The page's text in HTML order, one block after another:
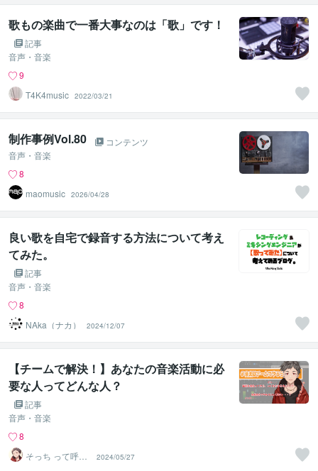
歌もの楽曲で一番大事なのは「歌」です！
記事
音声・音楽
9
T4K4music 2022/03/21
制作事例Vol.80
コンテンツ
音声・音楽
8
maomusic 2026/04/28
良い歌を自宅で録音する方法について考え
てみた。
記事
音声・音楽
8
NAka（ナカ）
2024/12/07
【チームで解決！】あなたの音楽活動に必
要な人ってどんな人？
記事
音声・音楽
8
そっち って呼ん
でください
2024/05/27